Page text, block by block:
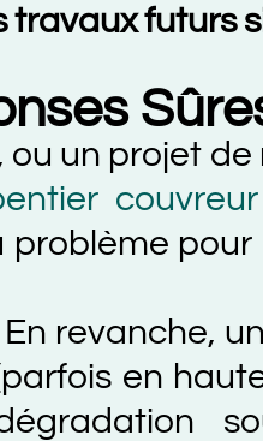
futurs si
Sûres
projet de
couvreur
pour
un
en hauteur,